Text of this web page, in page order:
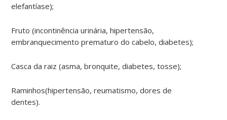
elefantíase);
Fruto (incontinência urinária, hipertensão,
embranquecimento prematuro do cabelo, diabetes);
Casca da raiz (asma, bronquite, diabetes, tosse);
Raminhos(hipertensão, reumatismo, dores de
dentes).